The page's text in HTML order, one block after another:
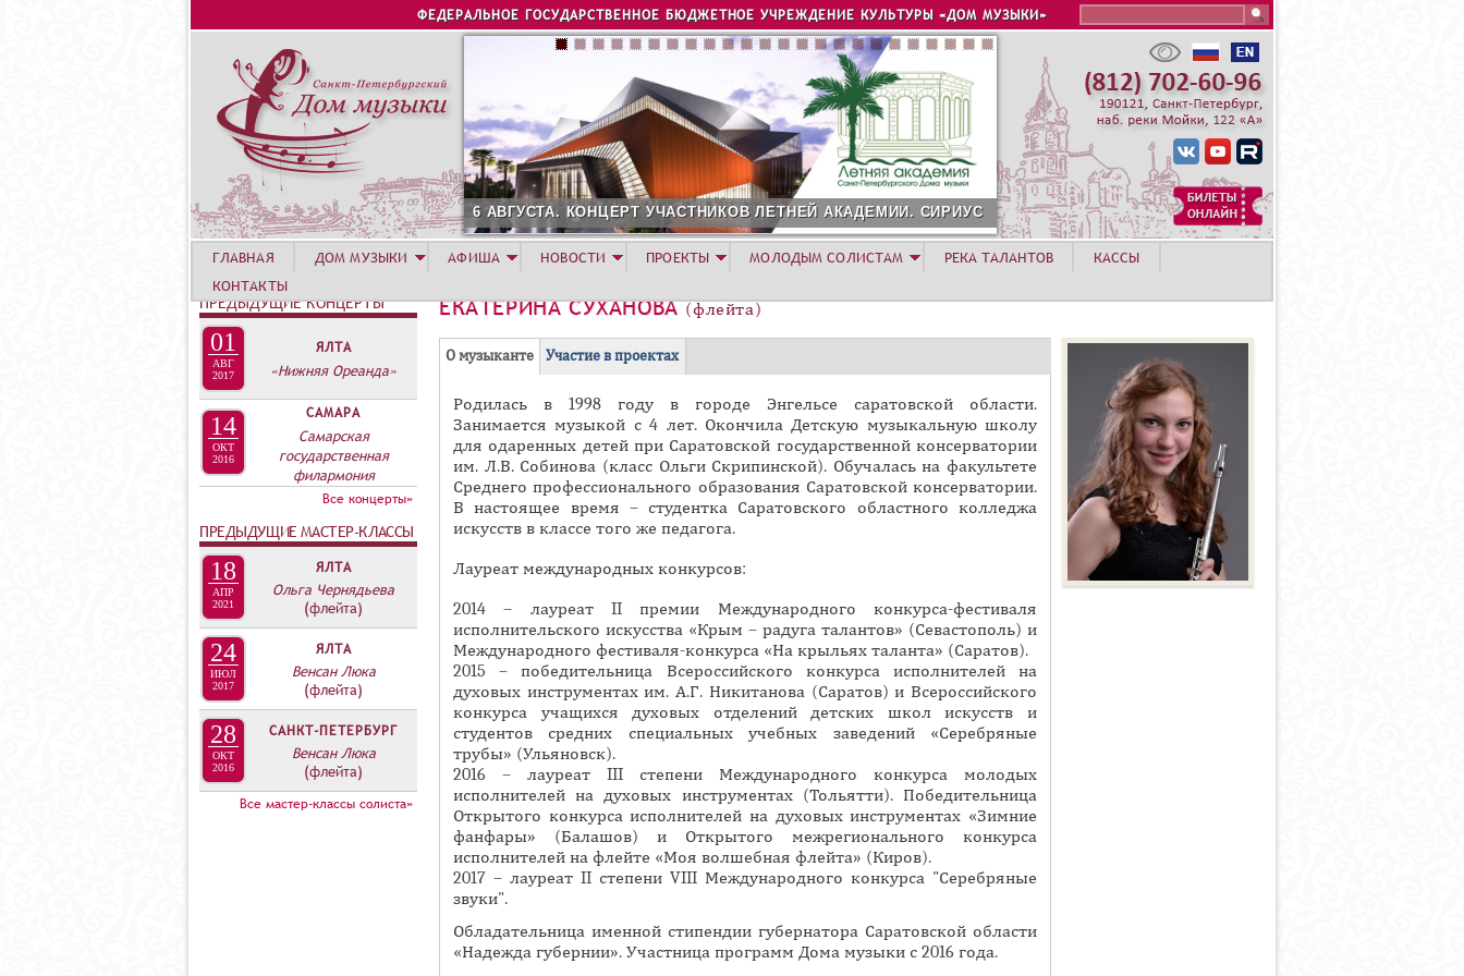
Jump to navigation
ФЕДЕРАЛЬНОЕ ГОСУДАРСТВЕННОЕ БЮДЖЕТНОЕ УЧРЕЖДЕНИЕ КУЛЬТУРЫ «ДОМ МУЗЫКИ»
6 АВГУСТА. КОНЦЕРТ УЧАСТНИКОВ ЛЕТНЕЙ АКАДЕМИИ. СИРИУС 12 АВГУСТА. КОНЦЕРТ ЛЕТНЕЙ АКАДЕМИИ. РОЗА ХУТОР
ЕКАТЕРИНА СУХАНОВА(флейта)
Г
П
Л
Д
О
И
П
О
Л
Н
И
О музыканте(
а
к
т
и
в
н
а
я
к
а
д
к
а
)
Участие в проектах
Родилась в 1998 году в городе Энгельсе саратовской области.
Занимается музыкой с 4 лет. Окончила Детскую музыкальную школу
для одаренных детей при Саратовской государственной консерватории
им. Л.В. Собинова (класс Ольги Скрипинской). Обучалась на факультете
Среднего профессионального образования Саратовской консерватории.
В настоящее время – студентка Саратовского областного колледжа
искусств в классе того же педагога.
Лауреат международных конкурсов:
2014 – лауреат II премии Международного конкурса-фестиваля
исполнительского искусства «Крым – радуга талантов» (Севастополь) и
Международного фестиваля-конкурса «На крыльях таланта» (Саратов).
2015 – победительница Всероссийского конкурса исполнителей на
духовых инструментах им. А.Г. Никитанова (Саратов) и Всероссийского
конкурса учащихся духовых отделений детских школ искусств и
студентов средних специальных учебных заведений «Серебряные
трубы» (Ульяновск).
2016 – лауреат III степени Международного конкурса молодых
исполнителей на духовых инструментах (Тольятти). Победительница
Открытого конкурса исполнителей на духовых инструментах «Зимние
фанфары» (Балашов) и Открытого межрегионального конкурса
исполнителей на флейте «Моя волшебная флейта» (Киров).
2017 – лауреат II степени VIII Международного конкурса "Серебряные
звуки".
Обладательница именной стипендии губернатора Саратовской области
«Надежда губернии». Участница программ Дома музыки с 2016 года.
ГЛАВНАЯ ДОМ МУЗЫКИ АФИША НОВОСТИ ПРОЕКТЫ МОЛОДЫМ СОЛИСТАМ РЕКА ТАЛАНТОВ
КАССЫ
КОНТАКТЫ
ПРЕДЫДУЩИЕ КОНЦЕРТЫ
01
АВГ
2017
ЯЛТА
«Нижняя Ореанда»
14
ОКТ
2016
САМАРА
Самарская
государственная
филармония
Все концерты»
ПРЕДЫДУЩИЕ МАСТЕР-КЛАССЫ
18
АПР
2021
ЯЛТА
Ольга Чернядьева
(флейта)
24
ИЮЛ
2017
ЯЛТА
Венсан Люка
(флейта)
28
ОКТ
2016
САНКТ-ПЕТЕРБУРГ
Венсан Люка
(флейта)
Все мастер-классы солиста»